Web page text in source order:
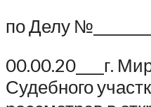
по Делу
00.00.20____г.
Судебного